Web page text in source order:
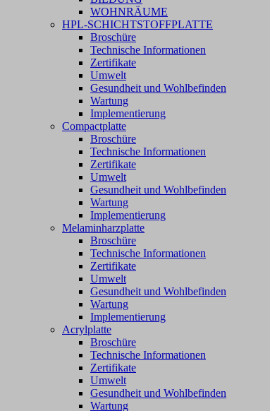
WOHNRÄUME
HPL-SCHICHTSTOFFPLATTE
Broschüre
Technische Informationen
Zertifikate
Umwelt
Gesundheit und Wohlbefinden
Wartung
Implementierung
Compactplatte
Broschüre
Technische Informationen
Zertifikate
Umwelt
Gesundheit und Wohlbefinden
Wartung
Implementierung
Melaminharzplatte
Broschüre
Technische Informationen
Zertifikate
Umwelt
Gesundheit und Wohlbefinden
Wartung
Implementierung
Acrylplatte
Broschüre
Technische Informationen
Zertifikate
Umwelt
Gesundheit und Wohlbefinden
Wartung